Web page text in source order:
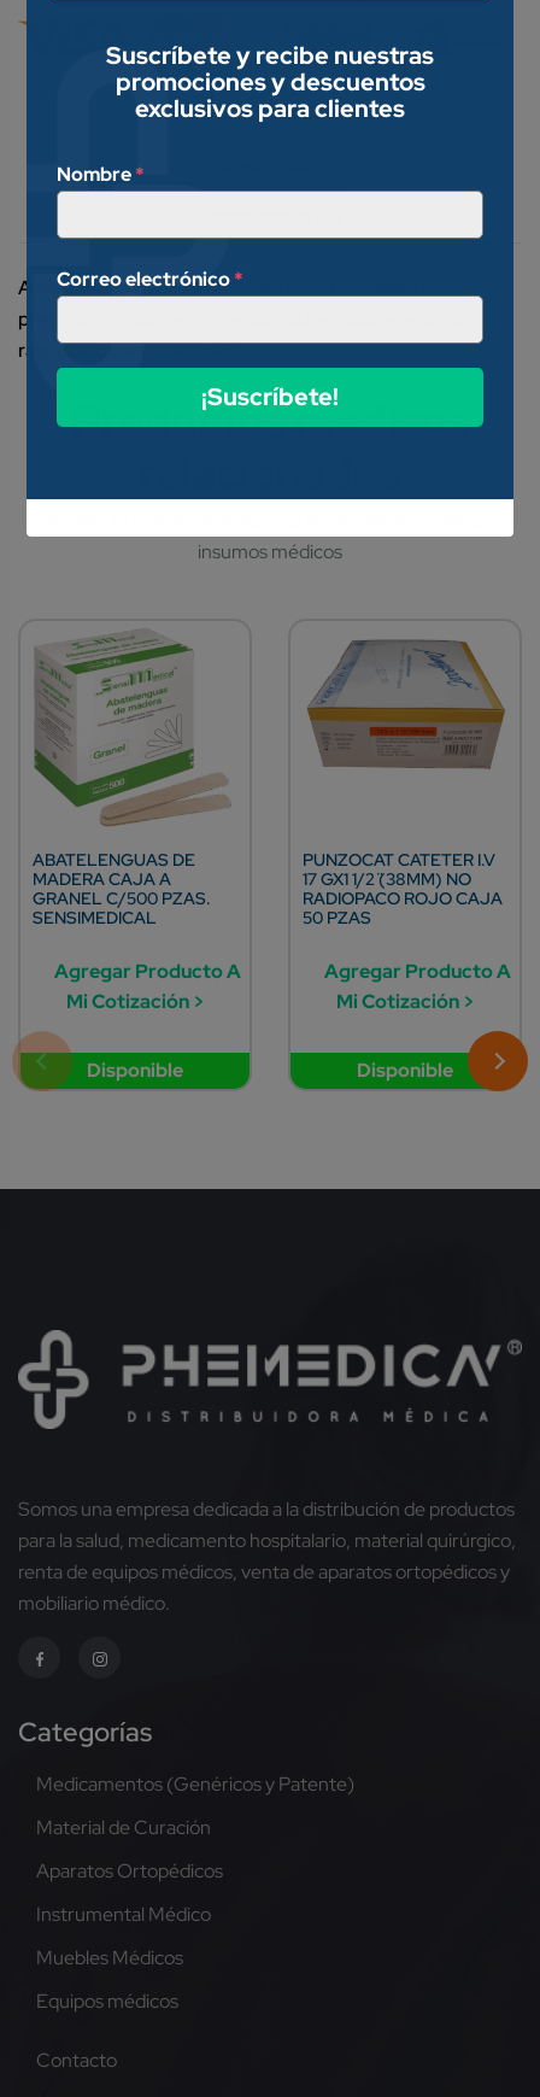
Antiséptico y germicida de uso externo auxiliar para
prevenir infecciones en heridas superficiales en la piel,
raspones, cortaduras, etc.
Disponible
ABATELENGUAS DE
MADERA CAJA A
GRANEL C/500 PZAS.
SENSIMEDICAL
Agregar Producto A
Mi Cotización >
Disponible
PUNZOCAT CATETER I.V
17 GX1 1/2¨ (38MM) NO
RADIOPACO ROJO CAJA
50 PZAS
Agregar Producto A
Mi Cotización >
Somos una empresa dedicada a la distribución de productos
para la salud, medicamento hospitalario, material quirúrgico,
renta de equipos médicos, venta de aparatos ortopédicos y
mobiliario médico.
Categorías
Medicamentos (Genéricos y Patente)
Material de Curación
Aparatos Ortopédicos
Instrumental Médico
Muebles Médicos
Equipos médicos
Contacto
Suscríbete y recibe nuestras
promociones y descuentos
exclusivos para clientes
Nombre*
Correo electrónico*
¡Suscríbete!